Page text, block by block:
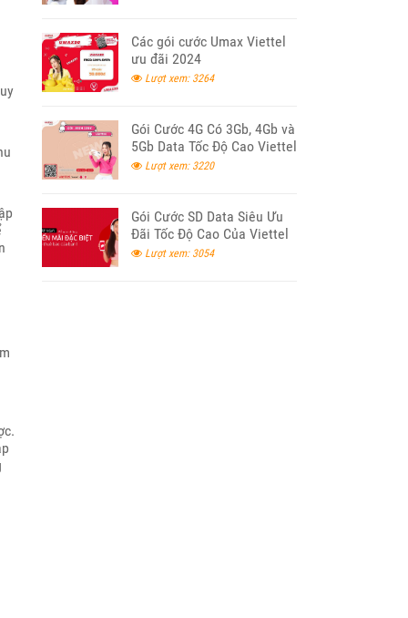
Các gói cước Umax Viettel
ưu đãi 2024
Lượt xem: 3264
Gói Cước 4G Có 3Gb, 4Gb và
5Gb Data Tốc Độ Cao Viettel
Lượt xem: 3220
Gói Cước SD Data Siêu Ưu
Đãi Tốc Độ Cao Của Viettel
2024Lượt xem: 3054